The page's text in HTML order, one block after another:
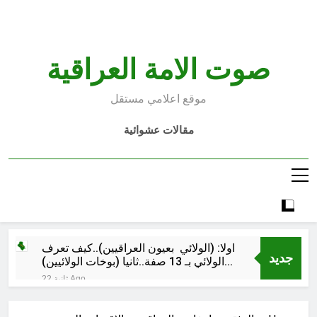
صوت الامة العراقية
موقع اعلامي مستقل
مقالات عشوائية
جديد
اولا: (الولائي بعيون العراقيين)..كيف تعرف
الولائي بـ 13 صفة..ثانيا (بوخات الولائيين)
بالعراق (جر الشيعة..لحرب مع سوريا
الجولاني) و(قصف السعودية) و(استهداف
22 ثانية Ago